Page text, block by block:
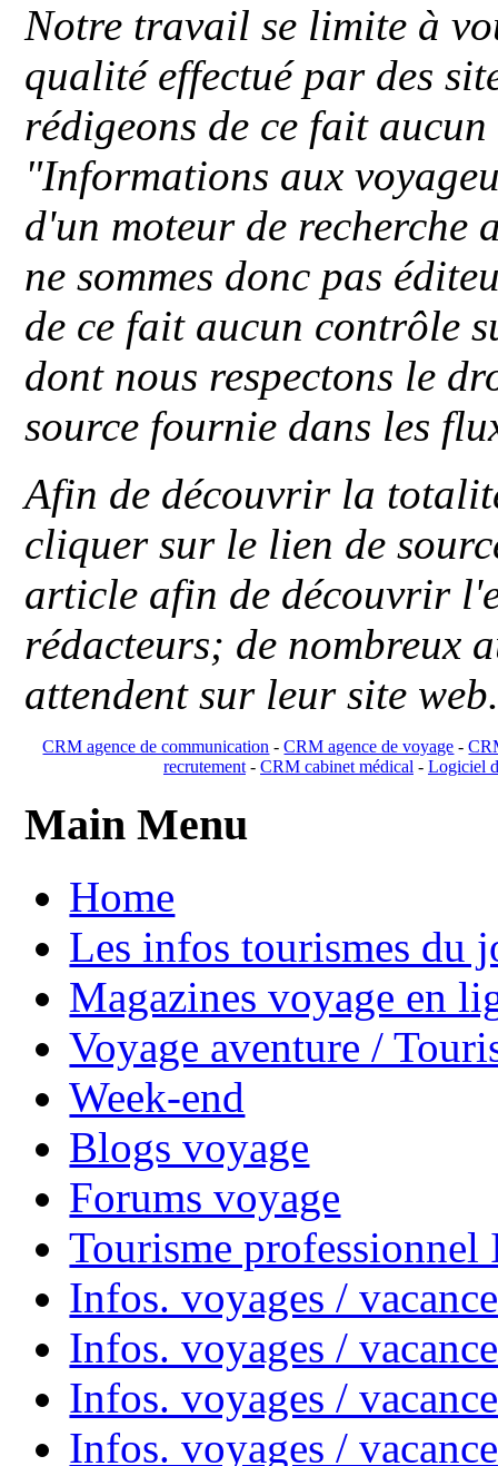
Notre travail se limite à
qualité effectué par des
rédigeons de ce fait
"Informations aux
d'un moteur de recherche
ne sommes donc pas
de ce fait aucun contrôle
dont nous respectons le
source fournie dans les
Afin de découvrir la
cliquer sur le lien de
article afin de découvrir
rédacteurs; de nombreux
attendent sur leur site
CRM agence de communication -CRM agence de voyage -
recrutement- CRM cabinet médical- Logiciel
Main Menu
Home
Les infos tourismes du
Magazines voyage en
Voyage aventure /
Week-end
Blogs voyage
Forums voyage
Tourisme
Infos. voyages /
Infos. voyages /
Infos. voyages /
Infos. voyages /